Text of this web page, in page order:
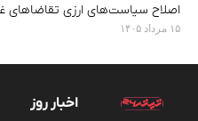
اصلاح سیاست‌های ارزی تقاضاهای
۱۵ مرداد ۱۴۰۵
اخبار روز